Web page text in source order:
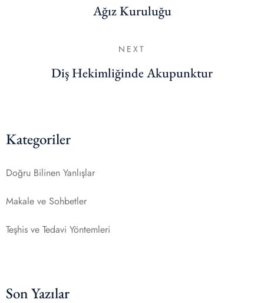
Ağız Kuruluğu
NEXT
Diş Hekimliğinde Akupunktur
Kategoriler
Doğru Bilinen Yanlışlar
Makale ve Sohbetler
Teşhis ve Tedavi Yöntemleri
Son Yazılar